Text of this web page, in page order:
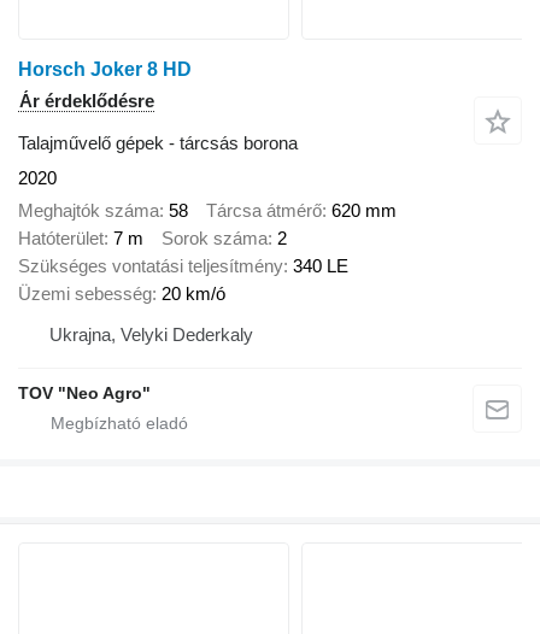
Horsch Joker 8 HD
Ár érdeklődésre
Talajművelő gépek - tárcsás borona
2020
Meghajtók száma 58 Tárcsa átmérő 620 mm
Hatóterület 7 m Sorok száma 2
Szükséges vontatási teljesítmény 340 LE
Üzemi sebesség 20 km/ó
Ukrajna, Velyki Dederkaly
TOV "Neo Agro"